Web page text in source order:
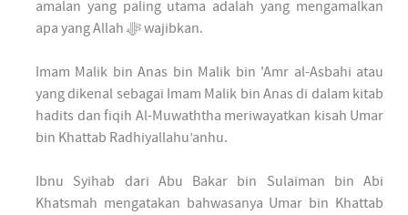
amalan yang paling utama adalah yang mengamalkan
apa yang Allah ﷻ wajibkan.
Imam Malik bin Anas bin Malik bin 'Amr al-Asbahi atau
yang dikenal sebagai Imam Malik bin Anas di dalam kitab
hadits dan fiqih Al-Muwaththa meriwayatkan kisah Umar
bin Khattab Radhiyallahu’anhu.
Ibnu Syihab dari Abu Bakar bin Sulaiman bin Abi
Khatsmah mengatakan bahwasanya Umar bin Khattab